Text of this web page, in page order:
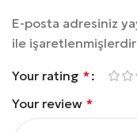
E-posta adresiniz
ile işaretlenmişlerdir
Your rating *
Your review *